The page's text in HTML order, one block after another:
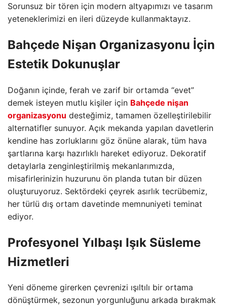
Sorunsuz bir tören için modern altyapımızı ve tasarım
yeteneklerimizi en ileri düzeyde kullanmaktayız.
Bahçede Nişan Organizasyonu İçin
Estetik Dokunuşlar
Doğanın içinde, ferah ve zarif bir ortamda “evet”
demek isteyen mutlu kişiler için Bahçede nişan
organizasyonu desteğimiz, tamamen özelleştirilebilir
alternatifler sunuyor. Açık mekanda yapılan davetlerin
kendine has zorluklarını göz önüne alarak, tüm hava
şartlarına karşı hazırlıklı hareket ediyoruz. Dekoratif
detaylarla zenginleştirilmiş mekanlarımızda,
misafirlerinizin huzurunu ön planda tutan bir düzen
oluşturuyoruz. Sektördeki çeyrek asırlık tecrübemiz,
her türlü dış ortam davetinde memnuniyeti teminat
ediyor.
Profesyonel Yılbaşı Işık Süsleme
Hizmetleri
Yeni döneme girerken çevrenizi ışıltılı bir ortama
dönüştürmek, sezonun yorgunluğunu arkada bırakmak